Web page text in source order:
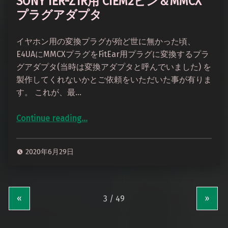
プラグアダプタ
イヤホン用の変換プラグが殆ど世に無かった頃、
E4UAにMMCXプラグをFitEar用プラグに変換するプラ
グアダプタ(当時は変換アダプタと呼んでいました) を
製作してくれないかとご依頼をいただいた事が有りま
す。 これが、最…
Continue reading“SONY IER-Z1R用 CIEM2ピン＆MMCXプラグアダプタ”
…
2020年6月29日
« »